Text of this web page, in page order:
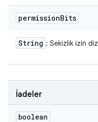
permissionBits
String : Sekizlik izin
İadeler
boolean